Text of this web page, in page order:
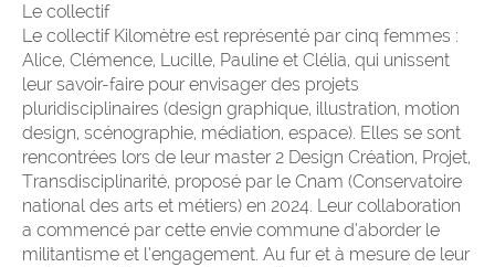
Le collectif
Le collectif Kilomètre est représenté par cinq femmes :
Alice, Clémence, Lucille, Pauline et Clélia, qui unissent
leur savoir-faire pour envisager des projets
pluridisciplinaires (design graphique, illustration, motion
design, scénographie, médiation, espace). Elles se sont
rencontrées lors de leur master 2 Design Création, Projet,
Transdisciplinarité, proposé par le Cnam (Conservatoire
national des arts et métiers) en 2024. Leur collaboration
a commencé par cette envie commune d’aborder le
militantisme et l’engagement. Au fur et à mesure de leur